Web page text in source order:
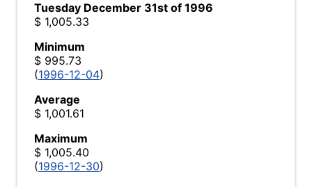
Tuesday December 31st of 1996
$ 1,005.33
Minimum
$ 995.73
(1996-12-04)
Average
$ 1,001.61
Maximum
$ 1,005.40
(1996-12-30)